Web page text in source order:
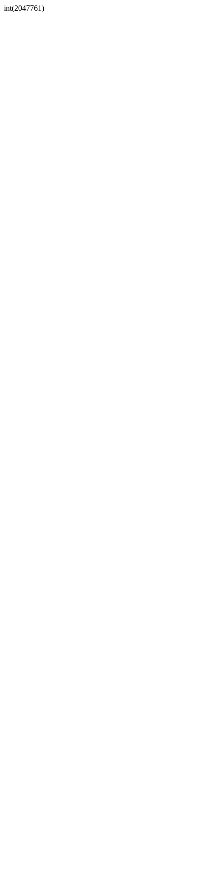
int(2047761)